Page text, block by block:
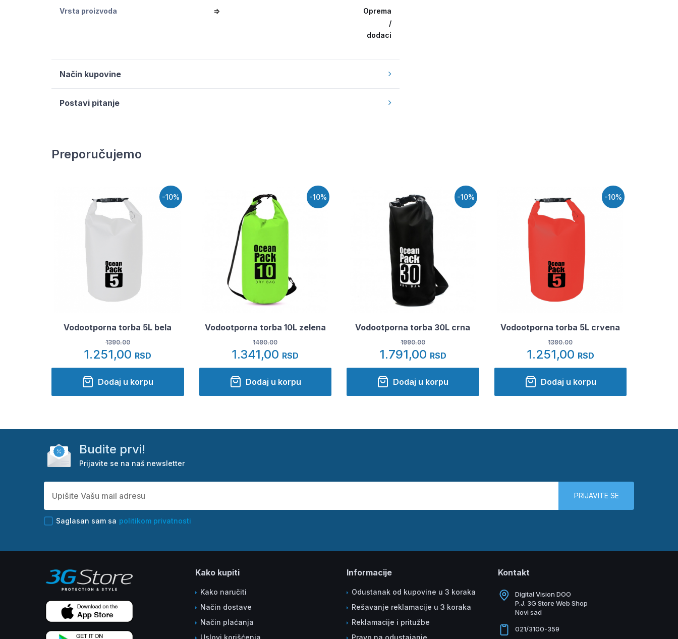
Vrsta proizvoda =>
Oprema
/
dodaci
Način kupovine
Postavi pitanje
Preporučujemo
-10%
Vodootporna torba 5L bela
1390.00
1.251,00 RSD
Dodaj u korpu
-10%
Vodootporna torba 10L zelena
1490.00
1.341,00 RSD
Dodaj u korpu
-10%
Vodootporna torba 30L crna
1990.00
1.791,00 RSD
Dodaj u korpu
-10%
Vodootporna torba 5L crvena
1390.00
1.251,00 RSD
Dodaj u korpu
Budite prvi!
Prijavite se na naš newsletter
Saglasan sam sa politikom privatnosti
PRIJAVITE SE
Kako kupiti
Kako naručiti
Način dostave
Način plaćanja
Uslovi korišćenja
Informacije
Odustanak od kupovine u 3 koraka
Rešavanje reklamacije u 3 koraka
Reklamacije i pritužbe
Pravo na odustajanje
Kontakt
Digital Vision DOO
P.J. 3G Store Web Shop
Novi sad
021/3100-359